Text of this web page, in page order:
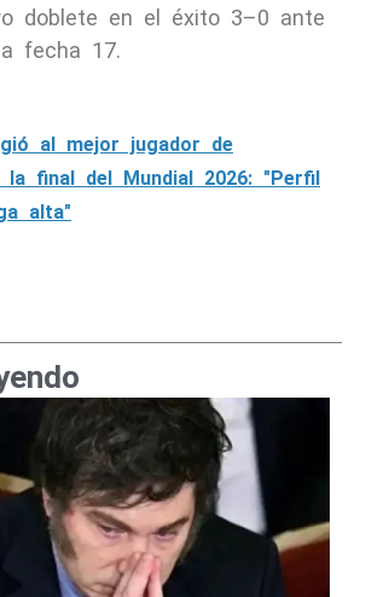
doblete en el éxito 3–0 ante
fecha 17.
al mejor jugador de
la final del Mundial 2026: "Perfil
alta"